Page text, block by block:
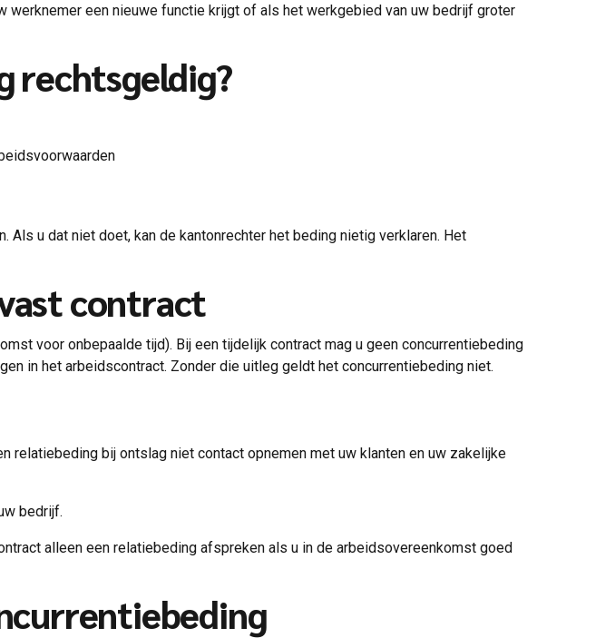
een nieuwe functie krijgt of als het werkgebied van uw bedrijf groter
rechtsgeldig?
u dat niet doet, kan de kantonrechter het beding nietig verklaren. Het
contract
voor onbepaalde tijd). Bij een tijdelijk contract mag u geen concurrentiebeding
in het arbeidscontract. Zonder die uitleg geldt het concurrentiebeding niet.
relatiebeding bij ontslag niet contact opnemen met uw klanten en uw zakelijke
bedrijf.
alleen een relatiebeding afspreken als u in de arbeidsovereenkomst goed